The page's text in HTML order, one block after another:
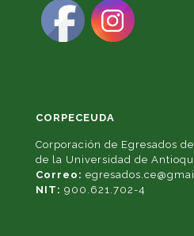
CORPECEUDA
Corporación de Egresados
de la Universidad de
Correo:
NIT: 900.621.702-4